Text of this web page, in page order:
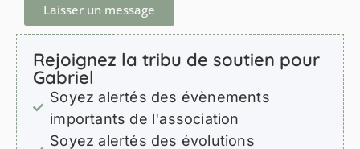
Laisser un message
Rejoignez la tribu de soutien pour
Gabriel
Soyez alertés des évènements
importants de l'association
Soyez alertés des évolutions